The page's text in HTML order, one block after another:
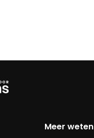
Meer weten